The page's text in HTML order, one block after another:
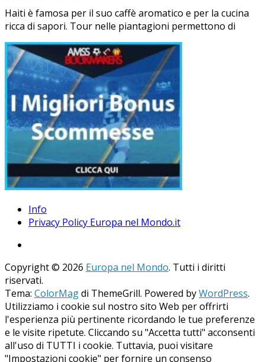
Haiti è famosa per il suo caffè aromatico e per la cucina
ricca di sapori. Tour nelle piantagioni permettono di
Info
Privacy Policy Europa nel Mondo.it
Copyright © 2026 Europa nel Mondo. Tutti i diritti
riservati.
Tema: ColorMagdi ThemeGrill. Powered byWordPress.
Utilizziamo i cookie sul nostro sito Web per offrirti
l'esperienza più pertinente ricordando le tue preferenze
e le visite ripetute. Cliccando su "Accetta tutti" acconsenti
all'uso di TUTTI i cookie. Tuttavia, puoi visitare
"Impostazioni cookie" per fornire un consenso